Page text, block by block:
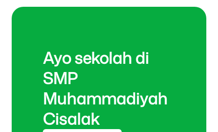
Ayo sekolah di
SMP
Muhammadiyah
Cisalak